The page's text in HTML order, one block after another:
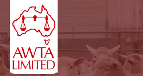
Skip to content